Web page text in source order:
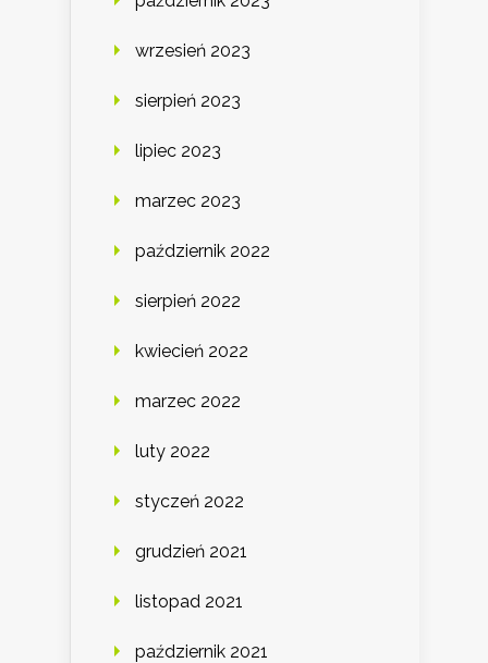
wrzesień 2023
sierpień 2023
lipiec 2023
marzec 2023
październik 2022
sierpień 2022
kwiecień 2022
marzec 2022
luty 2022
styczeń 2022
grudzień 2021
listopad 2021
październik 2021